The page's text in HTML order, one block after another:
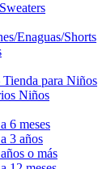
Enaguas/Shorts
para Niños
Niños
6 meses
3 años
o más